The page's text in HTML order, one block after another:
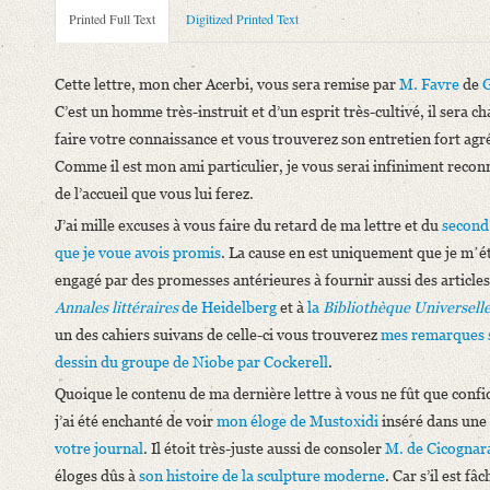
Metadata Concerning Header
Sender: August Wilhelm von Schlegel
Recipient: Giuseppe Acerbi
Place of Dispatch: Coppet
Place of Destination: Mailand
Date: 14.10.1816
Notations: Empfangsort erschlossen.
Printed Text
Provider: Dresden, Sächsische Landesbibliothek - Staats- und
OAI Id: 366865145-18960000
Bibliography: Luzio, Alessandro: Giuseppe Acerbi e la
Incipit: „Cette lettre, mon cher Acerbi, vous sera remise par
Language
French
Printed Full Text Digitized Printed Text
Cette lettre, mon cher Acerbi, vous sera remise parM. Favrede
C’est un homme très-instruit et d’un esprit très-cultivé, il sera
faire votre connaissance et vous trouverez son entretien fort
Comme il est mon ami particulier, je vous serai infiniment
de l’accueil que vous lui ferez.
J’ai mille excuses à vous faire du retard de ma lettre et du
que je voue avois promis. La cause en est uniquement que je
engagé par des promesses antérieures à fournir aussi des
Annales littérairesdeHeidelberget à la Bibliothèque Universelle
un des cahiers suivans de celle-ci vous trouverezmes remarques
dessin du groupe de Niobe parCockerell.
Quoique le contenu de ma dernière lettre à vous ne fût que
j’ai été enchanté de voirmon éloge deMustoxidi inséré dans
votre journal. Il étoit très-juste aussi de consolerM. de
éloges dûs à son histoire de la sculpture moderne. Car s’il est